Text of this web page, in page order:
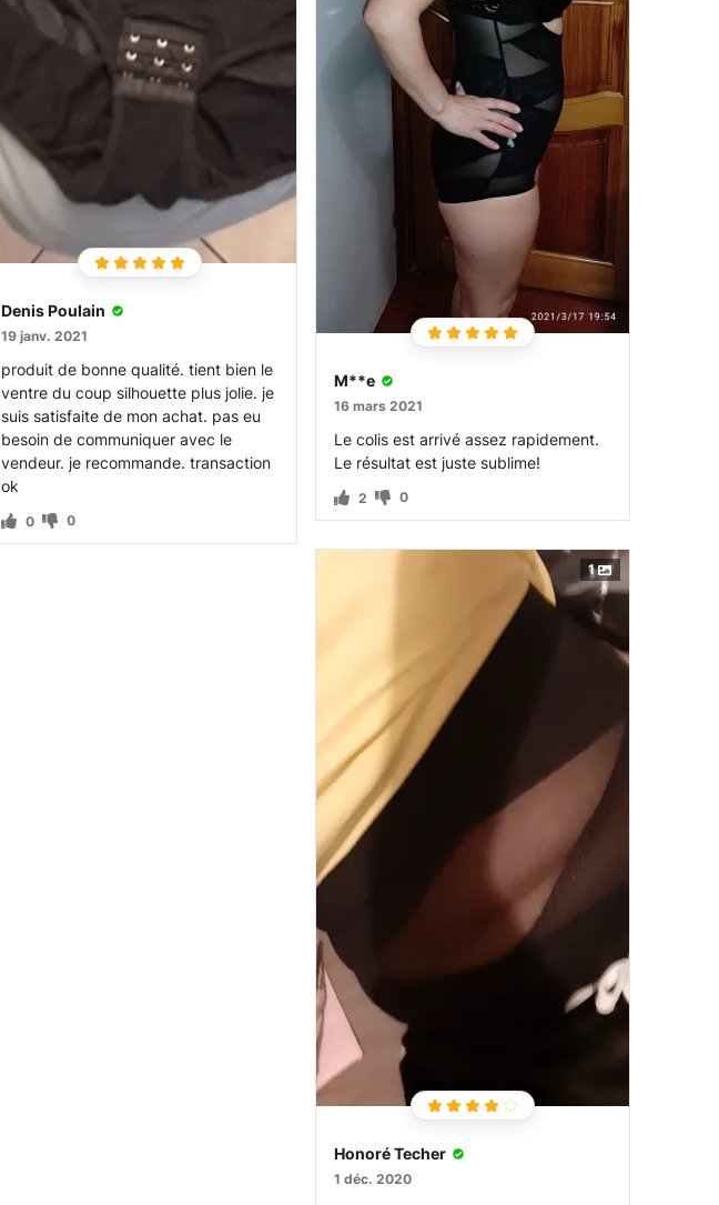
Denis Poulain
19 janv. 2021
produit de bonne qualité. tient bien le
ventre du coup silhouette plus jolie. je
suis satisfaite de mon achat. pas eu
besoin de communiquer avec le
vendeur. je recommande. transaction
ok
0 0
М**e
16 mars 2021
Le colis est arrivé assez rapidement.
Le résultat est juste sublime!
2 0
1
Honoré Techer
1 déc. 2020